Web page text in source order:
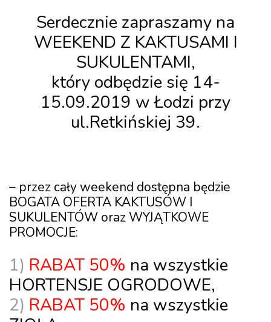
Serdecznie zapraszamy na
WEEKEND Z KAKTUSAMI I
SUKULENTAMI,
który odbędzie się 14-
15.09.2019 w Łodzi przy
ul.Retkińskiej 39.
– przez cały weekend dostępna będzie
BOGATA OFERTA KAKTUSÓW I
SUKULENTÓW oraz WYJĄTKOWE
PROMOCJE:
1) RABAT 50% na wszystkie
HORTENSJE OGRODOWE,
2) RABAT 50% na wszystkie